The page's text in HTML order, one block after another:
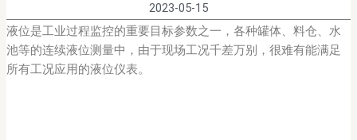
2023-05-15
液位是工业过程监控的重要目标参数之一，各种罐体、料仓、水
池等的连续液位测量中，由于现场工况千差万别，很难有能满足
所有工况应用的液位仪表。